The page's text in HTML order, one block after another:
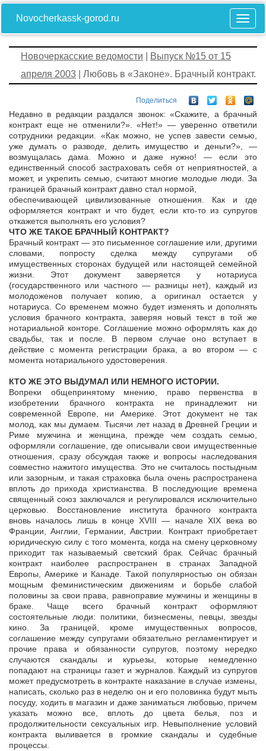
Novocherkassk-gorod.ru
Новочеркасские ведомости
Выпуск №15 от 15
апреля 2003 | Любовь в «Законе». Брачный контракт.
Поделиться
Недавно в редакции раздался звонок: «Скажите, а брачный
контракт еще не отменили?». «Нет!» — уверенно ответили
сотрудники редакции. «Как можно, не успев завести семью,
уже думать о разводе, делить имущество и деньги?», —
возмущалась дама. Можно и даже нужно! — если это
единственный способ застраховать себя от неприятностей, а
может, и укрепить семью, считают многие молодые люди. За
границей брачный контракт давно стал нормой,
обеспечивающей цивилизованные отношения. Как и где
оформляется контракт и что будет, если кто-то из супругов
откажется выполнять его условия?
ЧТО ЖЕ ТАКОЕ БРАЧНЫЙ КОНТРАКТ?
Брачный контракт — это письменное соглашение или, другими
словами, попросту сделка между супругами об
имущественных сторонах будущей или настоящей семейной
жизни. Этот документ заверяется у нотариуса
(государственного или частного — разницы нет), каждый из
молодоженов получает копию, а оригинал остается у
нотариуса. Со временем можно будет изменять и дополнять
условия брачного контракта, заверяя новый текст в той же
нотариальной конторе. Соглашение можно оформлять как до
свадьбы, так и после. В первом случае оно вступает в
действие с момента регистрации брака, а во втором — с
момента нотариального удостоверения.
КТО ЖЕ ЭТО ВЫДУМАЛ ИЛИ НЕМНОГО ИСТОРИИ.
Вопреки общепринятому мнению, право первенства в
изобретении брачного контракта не принадлежит ни
современной Европе, ни Америке. Этот документ не так
молод, как мы думаем. Тысячи лет назад в Древней Греции и
Риме мужчина и женщина, прежде чем создать семью,
оформляли соглашение, где описывали свои имущественные
отношения, сразу обсуждая также и вопросы наследования
совместно нажитого имущества. Это не считалось постыдным
или зазорным, и такая страховка была очень распространена
вплоть до прихода христианства. В последующие времена
священный союз заключался и регулировался исключительно
церковью. Восстановление института брачного контракта
вновь началось лишь в конце XVIII — начале XIX века во
Франции, Англии, Германии, Австрии. Контракт приобретает
юридическую силу с того момента, когда на смену церковному
приходит так называемый светский брак. Сейчас брачный
контракт наиболее распространен в странах Западной
Европы, Америке и Канаде. Такой популярностью он обязан
мощным феминистическим движениям и борьбе слабой
половины за свои права, равноправие мужчины и женщины в
браке. Чаще всего брачный контракт оформляют
состоятельные люди: политики, бизнесмены, певцы, звезды
кино. За границей, кроме имущественных вопросов,
соглашение между супругами обязательно регламентирует и
прочие права и обязанности супругов, поэтому нередко
случаются скандалы и курьезы, которые немедленно
попадают на страницы газет и журналов. Каждый из супругов
может предусмотреть в контракте наказание в случае измены,
написать, сколько раз в неделю он и его половинка будут мыть
посуду, ходить в магазин и даже заниматься любовью, причем
указать можно все, вплоть до цвета белья, поз и
продолжительности сексуальных игр. Невыполнение условий
контракта выливается в громкие скандалы и судебные
процессы.